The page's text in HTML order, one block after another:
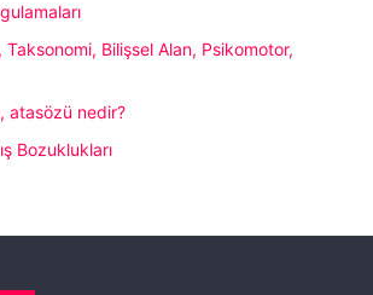
Bilişsel Alan, Psikomotor,
atasözü nedir?
Bozuklukları